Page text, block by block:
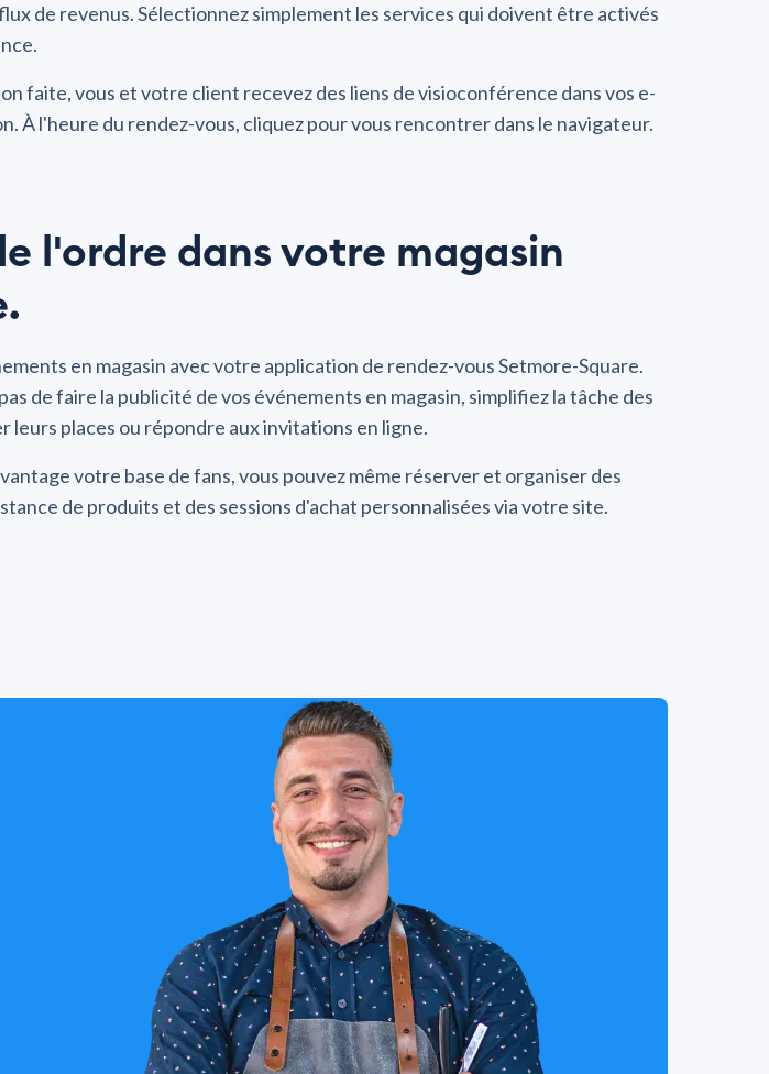
de revenus. Sélectionnez simplement les services qui doivent être activés
faite, vous et votre client recevez des liens de visioconférence dans vos e-
À l'heure du rendez-vous, cliquez pour vous rencontrer dans le navigateur.
l'ordre dans votre magasin
en magasin avec votre application de rendez-vous Setmore-Square.
de faire la publicité de vos événements en magasin, simplifiez la tâche des
leurs places ou répondre aux invitations en ligne.
votre base de fans, vous pouvez même réserver et organiser des
de produits et des sessions d'achat personnalisées via votre site.